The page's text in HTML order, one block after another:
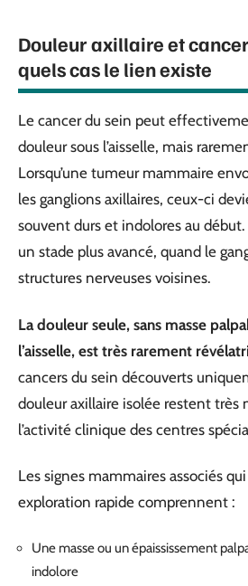
Douleur axillaire et
quels cas le lien existe
Le cancer du sein peut
douleur sous l’aisselle, mais
Lorsqu’une tumeur mammaire
les ganglions axillaires, ceux-ci
souvent durs et indolores au
un stade plus avancé, quand le
structures nerveuses voisines.
La douleur seule, sans masse
l’aisselle, est très rarement
cancers du sein découverts
douleur axillaire isolée restent très
l’activité clinique des centres
Les signes mammaires associés
exploration rapide comprennent :
Une masse ou un épaississement
indolore